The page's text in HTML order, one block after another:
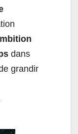
dans
grandir